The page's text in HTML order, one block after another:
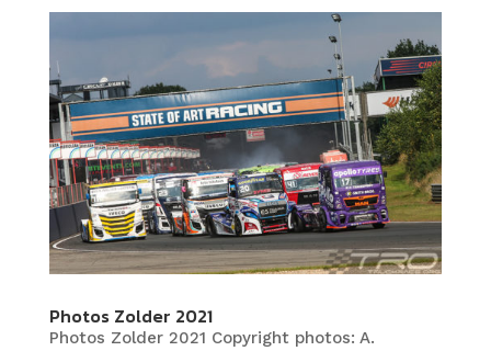
Photos Zolder 2021
Photos Zolder 2021 Copyright photos: A.